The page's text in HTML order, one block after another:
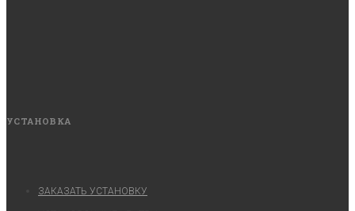
УСТАНОВКА
ЗАКАЗАТЬ УСТАНОВКУ